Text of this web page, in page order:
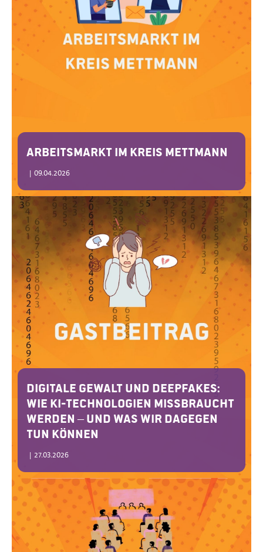
Arbeitsmarkt im Kreis Mettmann
| 09.04.2026
Digitale Gewalt und Deepfakes:
Wie KI-Technologien missbraucht
werden – und was wir dagegen
tun können
| 27.03.2026